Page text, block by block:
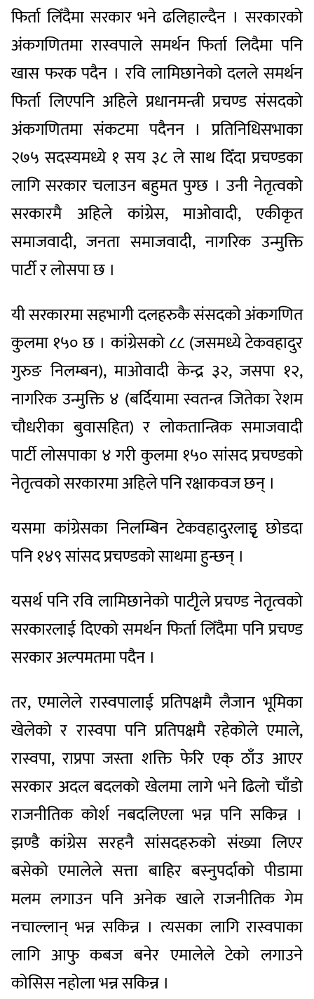
फिर्ता लिँदैमा सरकार भने ढलिहाल्दैन । सरकारको
अंकगणितमा रास्वपाले समर्थन फिर्ता लिदैमा पनि
खास फरक पदैन । रवि लामिछानेको दलले समर्थन
फिर्ता लिएपनि अहिले प्रधानमन्त्री प्रचण्ड संसदको
अंकगणितमा संकटमा पदैनन । प्रतिनिधिसभाका
२७५ सदस्यमध्ये १ सय ३८ ले साथ दिँदा प्रचण्डका
लागि सरकार चलाउन बहुमत पुग्छ । उनी नेतृत्वको
सरकारमै अहिले कांग्रेस, माओवादी, एकीकृत
समाजवादी, जनता समाजवादी, नागरिक उन्मुक्ति
पार्टी र लोसपा छ ।
यी सरकारमा सहभागी दलहरुकै संसदको अंकगणित
कुलमा १५० छ । कांग्रेसको ८८ (जसमध्ये टेकवहादुर
गुरुङ निलम्बन), माओवादी केन्द्र ३२, जसपा १२,
नागरिक उन्मुक्ति ४ (बर्दियामा स्वतन्त्र जितेका रेशम
चौधरीका बुवासहित) र लोकतान्त्रिक समाजवादी
पार्टी लोसपाका ४ गरी कुलमा १५० सांसद प्रचण्डको
नेतृत्वको सरकारमा अहिले पनि रक्षाकवज छन् ।
यसमा कांग्रेसका निलम्बिन टेकवहादुरलाइृ छोडदा
पनि १४९ सांसद प्रचण्डको साथमा हुन्छन् ।
यसर्थ पनि रवि लामिछानेको पाटीृले प्रचण्ड नेतृत्वको
सरकारलाई दिएको समर्थन फिर्ता लिँदैमा पनि प्रचण्ड
सरकार अल्पमतमा पदैन ।
तर, एमालेले रास्वपालाई प्रतिपक्षमै लैजान भूमिका
खेलेको र रास्वपा पनि प्रतिपक्षमै रहेकोले एमाले,
रास्वपा, राप्रपा जस्ता शक्ति फेरि एक् ठाँउ आएर
सरकार अदल बदलको खेलमा लागे भने ढिलो चाँडो
राजनीतिक कोर्श नबदलिएला भन्न पनि सकिन्न ।
झण्डै कांग्रेस सरहनै सांसदहरुको संख्या लिएर
बसेको एमालेले सत्ता बाहिर बस्नुपर्दाको पीडामा
मलम लगाउन पनि अनेक खाले राजनीतिक गेम
नचाल्लान् भन्न सकिन्न । त्यसका लागि रास्वपाका
लागि आफु कबज बनेर एमालेले टेको लगाउने
कोसिस नहोला भन्न सकिन्न ।